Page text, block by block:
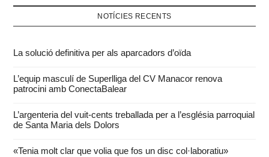
NOTÍCIES RECENTS
La solució definitiva per als aparcadors d’oïda
L’equip masculí de Superlliga del CV Manacor renova
patrocini amb ConectaBalear
L’argenteria del vuit-cents treballada per a l’església parroquial
de Santa Maria dels Dolors
«Tenia molt clar que volia que fos un disc col·laboratiu»